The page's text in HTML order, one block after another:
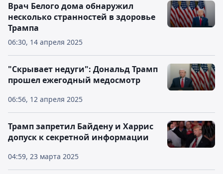
06:30, 14 апреля 2025
Врач Белого дома обнаружил
несколько странностей в здоровье
Трампа
06:56, 12 апреля 2025
"Скрывает недуги": Дональд Трамп
прошел ежегодный медосмотр
04:59, 23 марта 2025
Трамп запретил Байдену и Харрис
допуск к секретной информации